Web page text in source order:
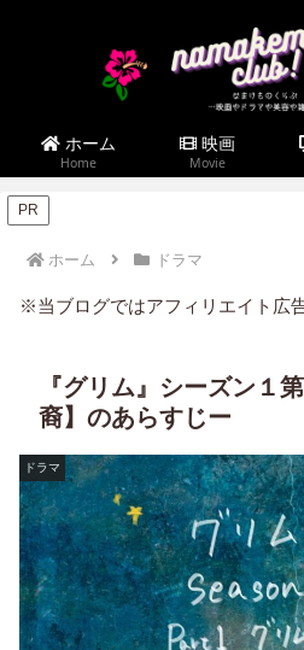
ホーム
Home
映画
Movie
PR
ホーム ドラマ
※当ブログではアフィリエイト広
『グリム』シーズン１
裔】のあらすじー
ドラマ